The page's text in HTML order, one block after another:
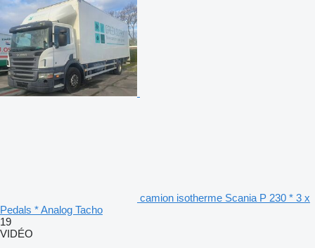
camion isotherme Scania P 230 * 3 x
Pedals * Analog Tacho
19
VIDÉO